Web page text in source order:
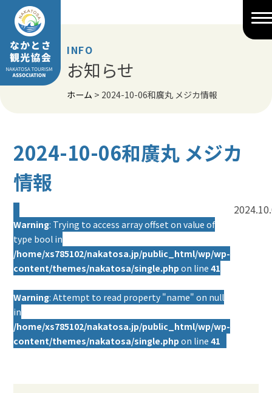
Skip
content
INFO
お知らせ
ホーム > 2024-10-06和廣丸 メジカ情報
2024-10-06和廣丸 メジカ
情報
Warning: Trying to access array offset on value of
type bool in
/home/xs785102/nakatosa.jp/public_html/wp/wp-
content/themes/nakatosa/single.php on line41
Warning: Attempt to read property "name" on null
in
/home/xs785102/nakatosa.jp/public_html/wp/wp-
content/themes/nakatosa/single.php on line41